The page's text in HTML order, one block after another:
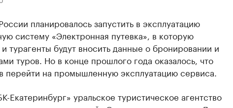
планировалось запустить в эксплуатацию
систему «Электронная путевка», в которую
турагенты будут вносить данные о бронировании и
туров. Но в конце прошлого года оказалось, что
перейти на промышленную эксплуатацию сервиса.​
Екатеринбург» уральское туристическое агентство